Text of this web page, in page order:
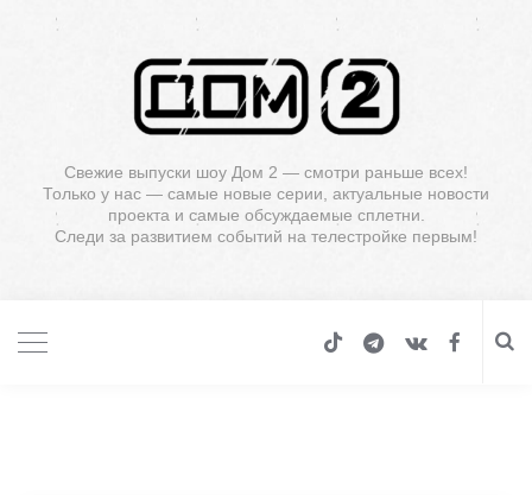
Свежие выпуски шоу Дом 2 — смотри раньше всех!
Только у нас — самые новые серии, актуальные новости
проекта и самые обсуждаемые сплетни.
Следи за развитием событий на телестройке первым!